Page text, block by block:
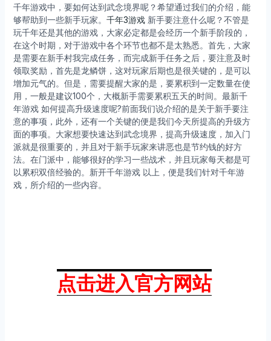
千年游戏中，要如何达到武念境界呢？希望通过我们的介绍，能
够帮助到一些新手玩家。 千年3游戏新手要注意什么呢？不管是
玩千年还是其他的游戏，大家必定都是会经历一个新手阶段的，
在这个时期，对于游戏中各个环节也都不是太熟悉。首先，大家
是需要在新手村我完成任务，而完成新手任务之后，要注意及时
领取奖励，首先是龙鳞饼，这对玩家后期也是很关键的，是可以
增加元气的。但是，需要提醒大家的是，要累积到一定数量在使
用，一般是建议100个，大概新手需要累积五天的时间。最新千
年游戏 如何提高升级速度呢?前面我们说介绍的是关于新手要注
意的事项，此外，还有一个关键的便是我们今天所提高的升级方
面的事项。大家想要快速达到武念境界，提高升级速度，加入门
派就是很重要的，并且对于新手玩家来讲恶也是节约钱的好方
法。在门派中，能够很好的学习一些战术，并且玩家每天都是可
以累积双倍经验的。新开千年游戏 以上，便是我们针对千年游
戏，所介绍的一些内容。
点击进入官方网站